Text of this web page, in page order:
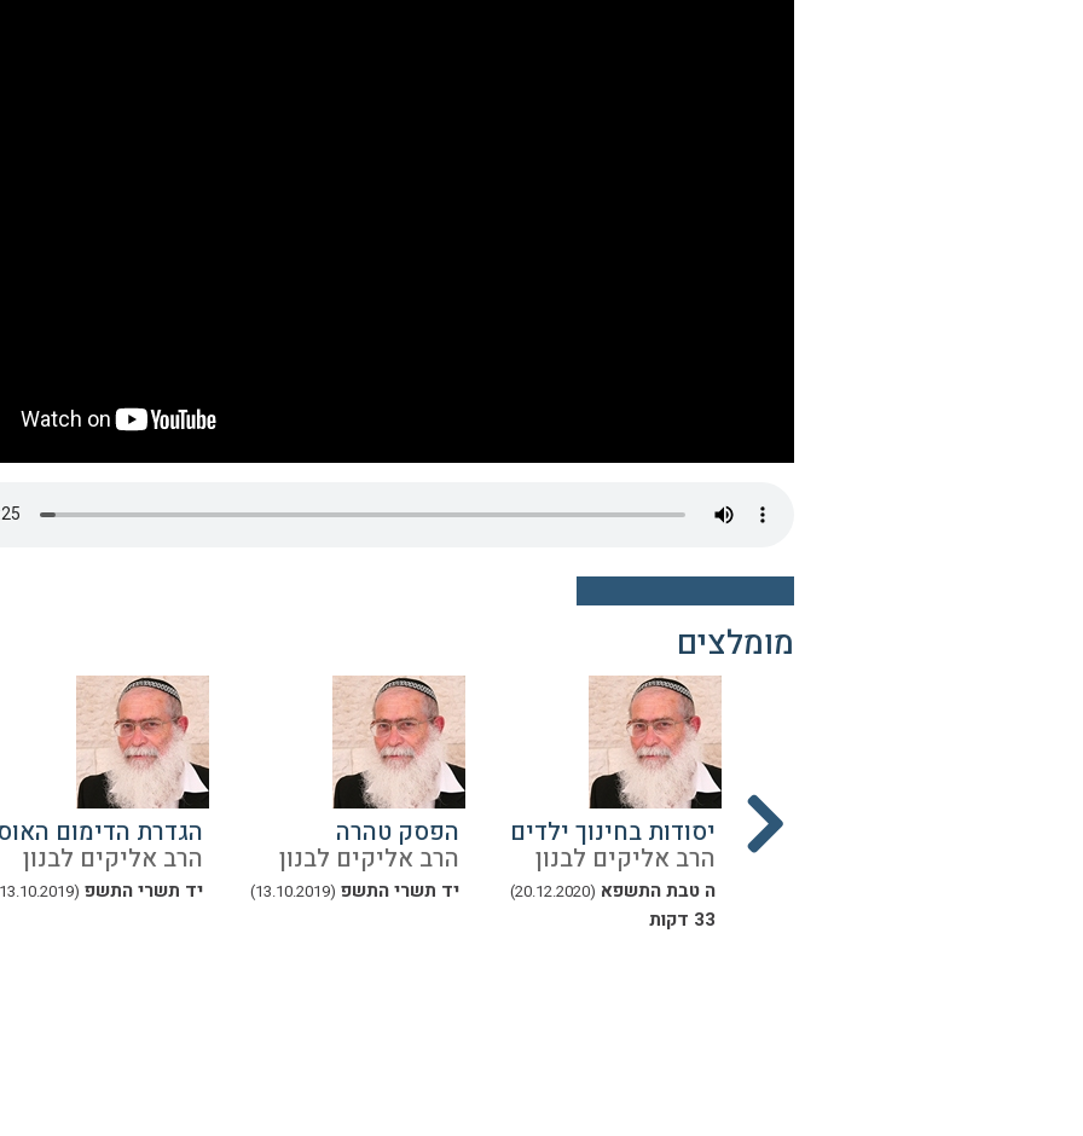
מומלצים
יסודות בחינוך ילדים
הרב אליקים לבנון
ה טבת התשפא (20.12.2020)
33 דקות
הפסק טהרה
הרב אליקים לבנון
יד תשרי התשפ (13.10.2019)
הגדרת הדימום
הרב אליקים לבנון
יד תשרי התשפ (13.10.2019)